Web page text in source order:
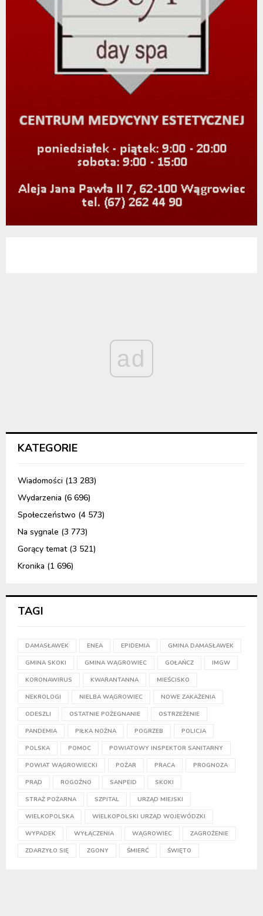
ad
KATEGORIE
Wiadomości (13 283)
Wydarzenia (6 696)
Społeczeństwo (4 573)
Na sygnale (3 773)
Gorący temat(3 521)
Kronika (1 696)
TAGI
DAMASŁAWEK ENEA EPIDEMIA GMINA DAMASŁAWEK
GMINA SKOKI GMINA WĄGROWIEC GOŁAŃCZ IMGW
KORONAWIRUS KWARANTANNA MIEŚCISKO
NEKROLOGI NIELBA WĄGROWIEC NOWE ZAKAŻENIA
ODESZLI OSTATNIE POŻEGNANIE OSTRZEŻENIE
PANDEMIA PIŁKA NOŻNA POGRZEB POLICJA
POLSKA POMOC POWIATOWY INSPEKTOR SANITARNY
POWIAT WĄGROWIECKI POŻAR PRACA PROGNOZA
PRĄD ROGOŹNO SANPEID SKOKI
STRAŻ POŻARNA SZPITAL URZĄD MIEJSKI
WIELKOPOLSKA WIELKOPOLSKI URZĄD WOJEWÓDZKI
WYPADEK WYŁĄCZENIA WĄGROWIEC ZAGROŻENIE
ZDARZYŁO SIĘ ZGONY ŚMIERĆ ŚWIĘTO